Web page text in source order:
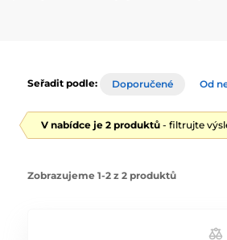
Seřadit podle: Doporučené Od
V nabídce je 2 produktů - filtrujte
Zobrazujeme 1-2 z 2 produktů